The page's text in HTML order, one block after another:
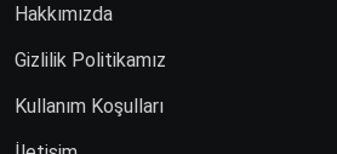
Hakkımızda
Gizlilik Politikamız
Kullanım Koşulları